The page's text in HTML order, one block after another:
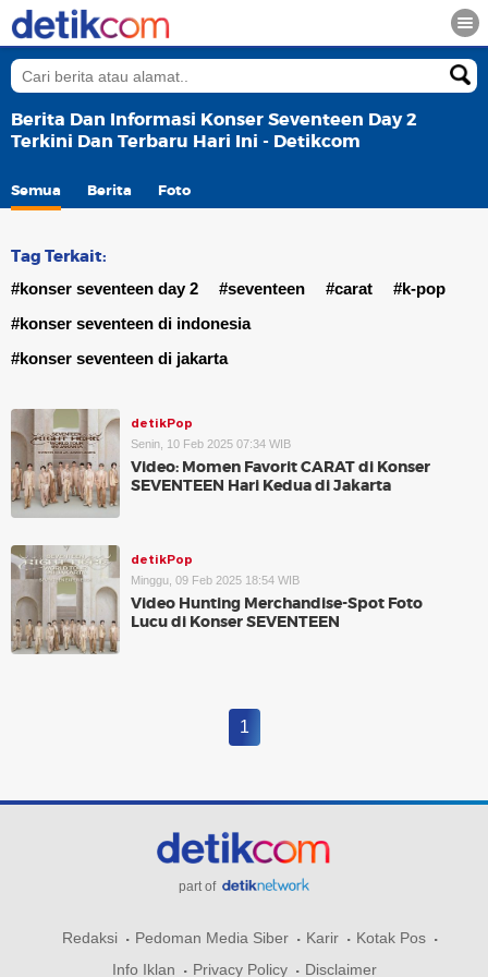
Berita Dan Informasi Konser Seventeen Day 2
Terkini Dan Terbaru Hari Ini - Detikcom
Semua Berita Foto
Tag Terkait:
#konser seventeen day 2 #seventeen #carat
#k-pop
#konser seventeen di indonesia
#konser seventeen di jakarta
detikPop
Senin, 10 Feb 2025 07:34 WIB
Video: Momen Favorit CARAT di Konser
SEVENTEEN Hari Kedua di Jakarta
detikPop
Minggu, 09 Feb 2025 18:54 WIB
Video Hunting Merchandise-Spot Foto
Lucu di Konser SEVENTEEN
1
part of
Redaksi Pedoman Media Siber Karir
Kotak Pos
Info Iklan
Privacy Policy Disclaimer